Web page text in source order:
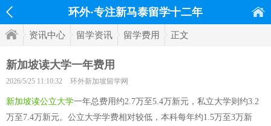
环外·专注新马泰留学十二年
资讯中心 留学资讯 留学费用 正文
新加坡读大学一年费用
2026/5/25 11:10:32 环外新加坡留学网
新加坡读公立大学一年总费用约2.7万至5.4万新元，私立大学则约3.2
万至7.4万新元。公立大学学费相对较低，本科每年约1.5万至3万新